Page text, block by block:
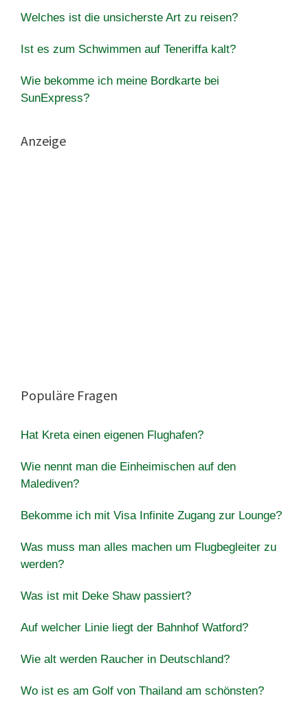
Welches ist die unsicherste Art zu reisen?
Ist es zum Schwimmen auf Teneriffa kalt?
Wie bekomme ich meine Bordkarte bei
SunExpress?
Anzeige
Populäre Fragen
Hat Kreta einen eigenen Flughafen?
Wie nennt man die Einheimischen auf den
Malediven?
Bekomme ich mit Visa Infinite Zugang zur Lounge?
Was muss man alles machen um Flugbegleiter zu
werden?
Was ist mit Deke Shaw passiert?
Auf welcher Linie liegt der Bahnhof Watford?
Wie alt werden Raucher in Deutschland?
Wo ist es am Golf von Thailand am schönsten?